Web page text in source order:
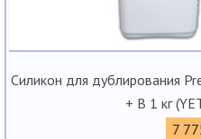
Силикон для дублирования
+ В 1 кг
7